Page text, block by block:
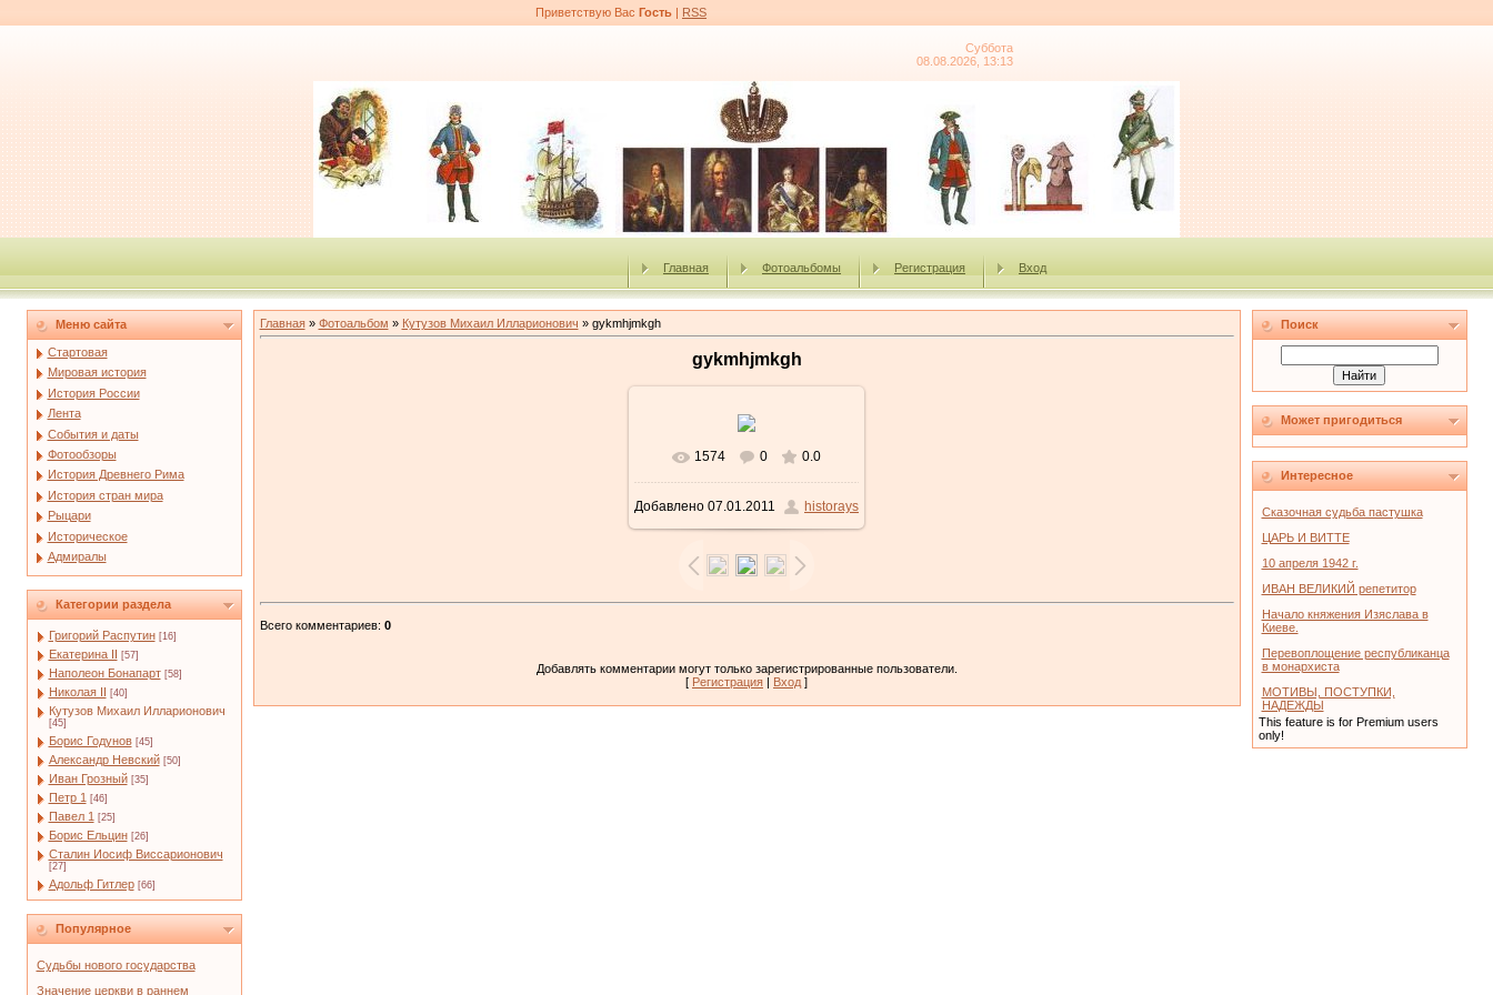
Приветствую Вас Гость | RSS
Суббота
08.08.2026, 13:13
Главная Фотоальбомы Регистрация Вход
Меню сайта
Стартовая
Мировая история
История России
Лента
События и даты
Фотообзоры
История Древнего Рима
История стран мира
Рыцари
Историческое
Адмиралы
Категории раздела
Григорий Распутин [16]
Екатерина II [57]
Наполеон Бонапарт [58]
Николая II [40]
Кутузов Михаил Илларионович
[45]
Борис Годунов [45]
Александр Невский [50]
Иван Грозный [35]
Петр 1 [46]
Павел 1 [25]
Борис Ельцин [26]
Сталин Иосиф Виссарионович
[27]
Адольф Гитлер [66]
Популярное
Судьбы нового государства
Значение церкви в раннем
Главная» Фотоальбом » Кутузов Михаил Илларионович » gykmhjmkgh
gykmhjmkgh
1574 0 0.0
Добавлено 07.01.2011 historays
Всего комментариев: 0
Добавлять комментарии могут только зарегистрированные пользователи.
[ Регистрация | Вход ]
Поиск
Может пригодиться
Интересное
Сказочная судьба пастушка
ЦАРЬ И ВИТТЕ
10 апреля 1942 г.
ИВАН ВЕЛИКИЙ репетитор
Начало княжения Изяслава в
Киеве.
Перевоплощение республиканца
в монархиста
МОТИВЫ, ПОСТУПКИ,
НАДЕЖДЫ
This feature is for Premium users
only!